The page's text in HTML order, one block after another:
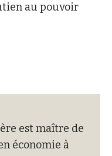
au pouvoir
est maître de
économie à